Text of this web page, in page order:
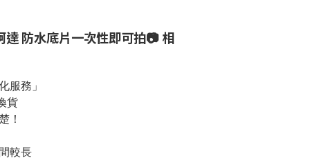
防水底片一次性即可拍📷 相
服務」
貨
！
較長